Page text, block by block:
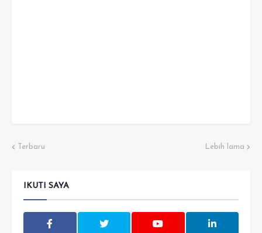
Terbaru Lebih lama
IKUTI SAYA